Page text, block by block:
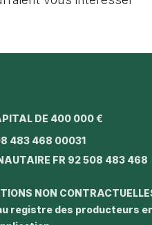
DE 400 000 €
483 468 00031
FR 92 508 483 468
NON
registre des producteurs